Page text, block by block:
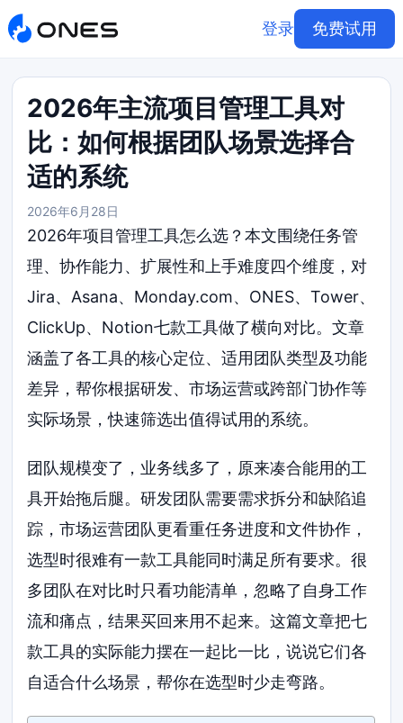
登录 免费试用
2026年主流项目管理工具对
比：如何根据团队场景选择合
适的系统
2026年6月28日
2026年项目管理工具怎么选？本文围绕任务管
理、协作能力、扩展性和上手难度四个维度，对
Jira、Asana、Monday.com、ONES、Tower、
ClickUp、Notion七款工具做了横向对比。文章
涵盖了各工具的核心定位、适用团队类型及功能
差异，帮你根据研发、市场运营或跨部门协作等
实际场景，快速筛选出值得试用的系统。
团队规模变了，业务线多了，原来凑合能用的工
具开始拖后腿。研发团队需要需求拆分和缺陷追
踪，市场运营团队更看重任务进度和文件协作，
选型时很难有一款工具能同时满足所有要求。很
多团队在对比时只看功能清单，忽略了自身工作
流和痛点，结果买回来用不起来。这篇文章把七
款工具的实际能力摆在一起比一比，说说它们各
自适合什么场景，帮你在选型时少走弯路。